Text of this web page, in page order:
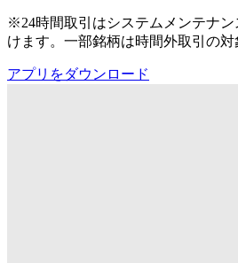
※24時間取引はシステムメンテナ
けます。一部銘柄は時間外取引の対
アプリをダウンロード